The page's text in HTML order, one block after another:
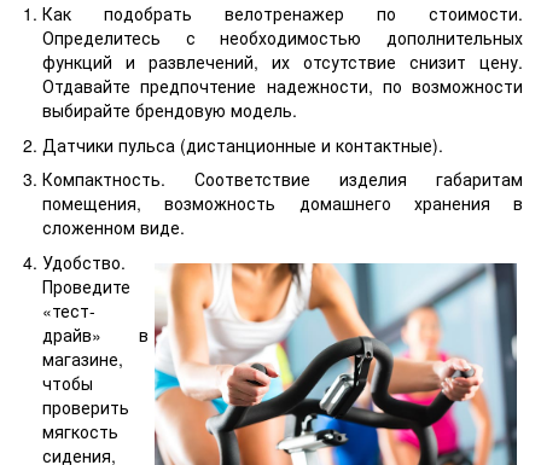
Как подобрать велотренажер по стоимости.
Определитесь с необходимостью дополнительных
функций и развлечений, их отсутствие снизит цену.
Отдавайте предпочтение надежности, по возможности
выбирайте брендовую модель.
Датчики пульса (дистанционные и контактные).
Компактность. Соответствие изделия габаритам
помещения, возможность домашнего хранения в
сложенном виде.
Удобство.
Проведите
«тест-
драйв» в
магазине,
чтобы
проверить
мягкость
сидения,